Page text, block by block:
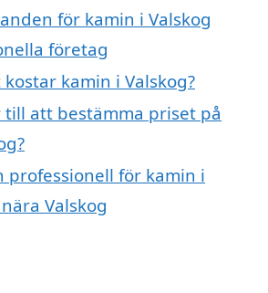
för kamin i Valskog
företag
kamin i Valskog?
till att bestämma priset på
professionell för kamin i
Valskog